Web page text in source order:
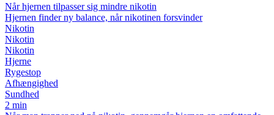
Når hjernen tilpasser sig mindre nikotin
Hjernen finder ny balance, når nikotinen forsvinder
Nikotin
Nikotin
Nikotin
Hjerne
Rygestop
Afhængighed
Sundhed
2 min